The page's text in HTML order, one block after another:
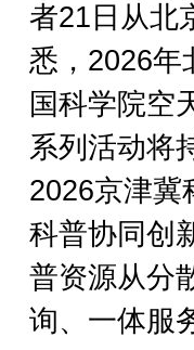
者21日从北
悉，2026年
国科学院空
系列活动将
2026京津冀
科普协同创
普资源从分
询、一体服